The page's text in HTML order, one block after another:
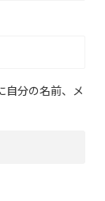
自分の名前、メ